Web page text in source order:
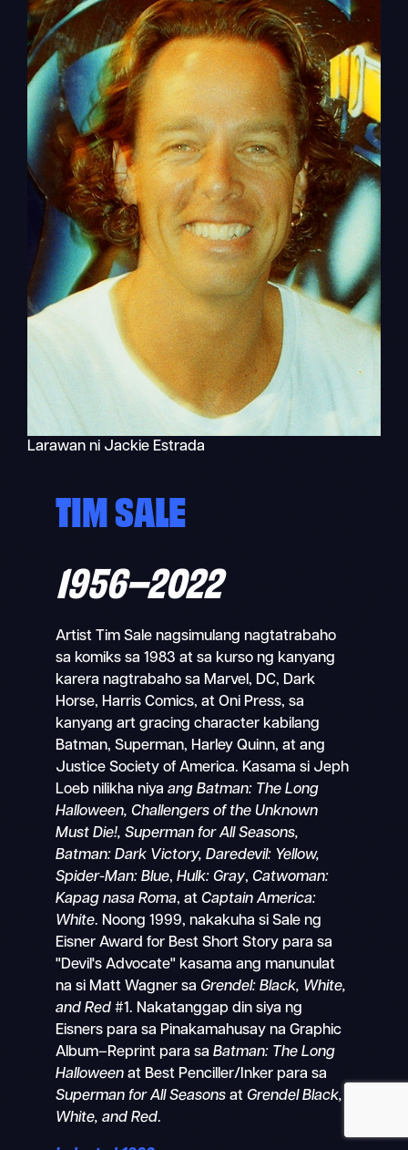
Mobile
nav
Larawan ni Jackie Estrada
TIM SALE
1956–2022
Artist Tim Sale nagsimulang nagtatrabaho
sa komiks sa 1983 at sa kurso ng kanyang
karera nagtrabaho sa Marvel, DC, Dark
Horse, Harris Comics, at Oni Press, sa
kanyang art gracing character kabilang
Batman, Superman, Harley Quinn, at ang
Justice Society of America. Kasama si Jeph
Loeb nilikha niyaang Batman: The Long
Halloween, Challengers of the Unknown
Must Die!, Superman for All Seasons,
Batman: Dark Victory, Daredevil: Yellow,
Spider-Man: Blue,Hulk: Gray, Catwoman:
Kapag nasa Roma, at Captain America:
White. Noong 1999, nakakuha si Sale ng
Eisner Award for Best Short Story para sa
"Devil's Advocate" kasama ang manunulat
na si Matt Wagner sa Grendel: Black, White,
and Red #1. Nakatanggap din siya ng
Eisners para sa Pinakamahusay na Graphic
Album–Reprint para saBatman: The Long
Halloween at Best Penciller/Inker para sa
Superman for All Seasons at Grendel Black,
White, and Red.